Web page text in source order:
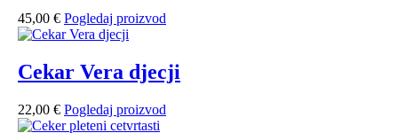
45,00 € Pogledaj proizvod
Cekar Vera djecji
22,00 € Pogledaj proizvod